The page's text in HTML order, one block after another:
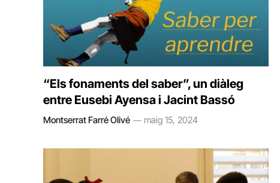
“Els fonaments del saber”, un diàleg
entre Eusebi Ayensa i Jacint Bassó
Montserrat Farré Olivé maig 15, 2024